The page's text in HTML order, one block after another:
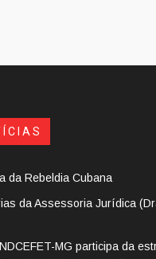
da Rebeldia Cubana
da Assessoria Jurídica
MG participa da